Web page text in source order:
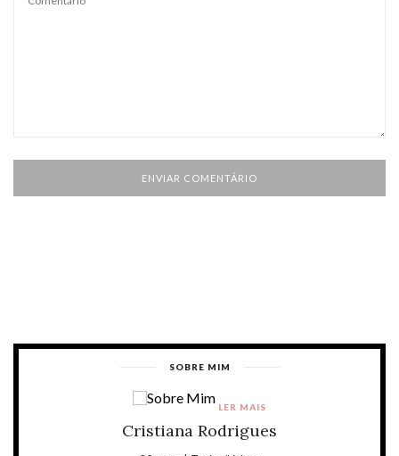
SOBRE MIM
Cristiana Rodrigues
LER MAIS